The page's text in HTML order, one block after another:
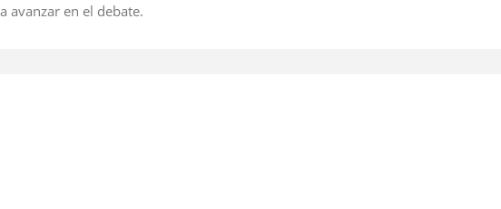
avanzar en el debate.